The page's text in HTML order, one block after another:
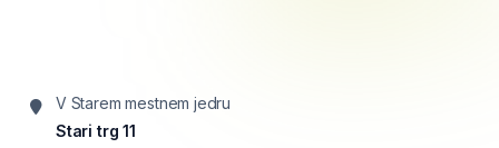
V Starem mestnem jedru
Stari trg 11